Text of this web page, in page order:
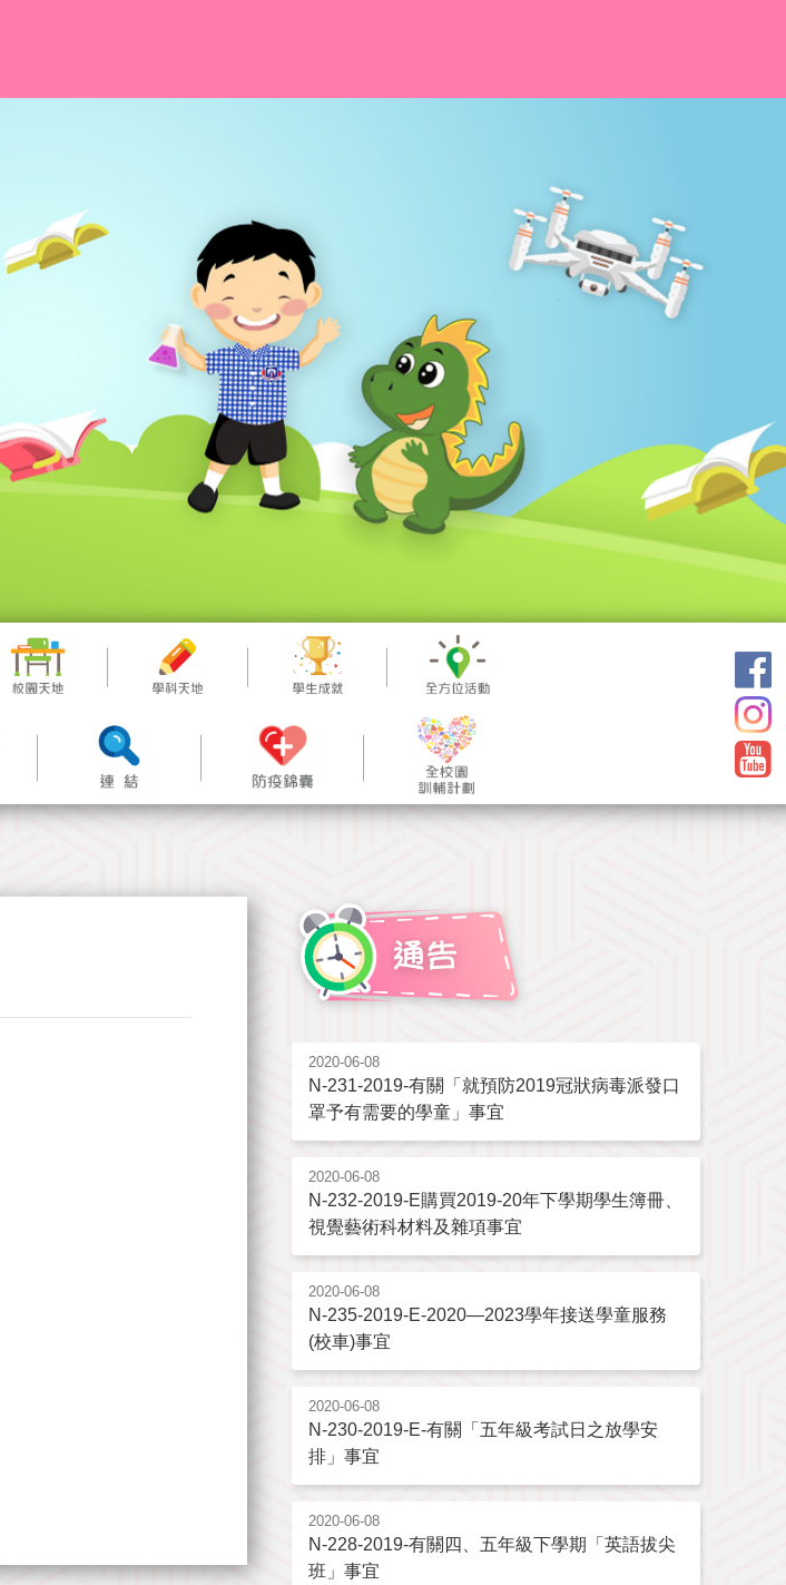
2020-06-08
N-231-2019-有關「就預防2019冠狀病毒派發口
罩予有需要的學童」事宜
2020-06-08
N-232-2019-E購買2019-20年下學期學生簿冊、
視覺藝術科材料及雜項事宜
2020-06-08
N-235-2019-E-2020—2023學年接送學童服務
(校車)事宜
2020-06-08
N-230-2019-E-有關「五年級考試日之放學安
排」事宜
2020-06-08
N-228-2019-有關四、五年級下學期「英語拔尖
班」事宜